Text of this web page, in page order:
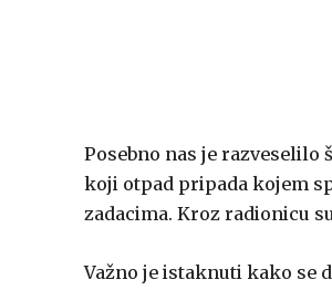
Posebno nas je razveselilo
koji otpad pripada kojem
zadacima. Kroz radionicu
Važno je istaknuti kako se